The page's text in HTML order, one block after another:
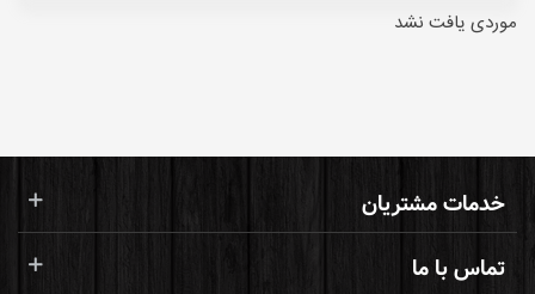
موردی یافت نشد
خدمات مشتریان
تماس با ما